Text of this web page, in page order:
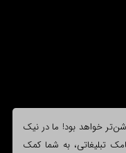
خواهد بود! ما در نیک
تبلیغاتی، به شما کمک